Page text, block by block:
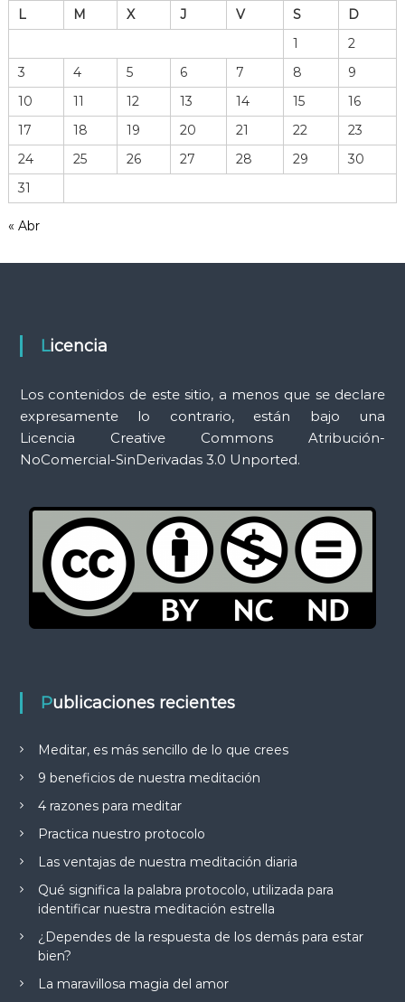
o
h
r
m
i
n
L M X J V S
D
1
2
3
4 5 6 7 8
9
10
11 12 13 14 15
16
17
18 19 20 21 22
23
24
25 26 27 28 29
30
31
« Abr
Licencia
Los contenidos de este sitio, a menos que se declare
expresamente lo contrario, están bajo una
Licencia Creative Commons Atribución-
NoComercial-SinDerivadas 3.0 Unported.
Publicaciones recientes
Meditar, es más sencillo de lo que crees
9 beneficios de nuestra meditación
4 razones para meditar
Practica nuestro protocolo
Las ventajas de nuestra meditación diaria
Qué significa la palabra protocolo, utilizada para
identificar nuestra meditación estrella
¿Dependes de la respuesta de los demás para estar
bien?
La maravillosa magia del amor